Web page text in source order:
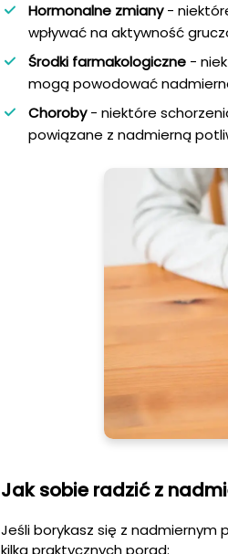
Hormonalne zmiany-
wpływać na aktywność
Środki farmakologiczne -
mogą powodować
Choroby- niektóre
powiązane z nadmierną
Jak sobie radzić z
Jeśli borykasz się z nadmiernym
kilka praktycznych porad: